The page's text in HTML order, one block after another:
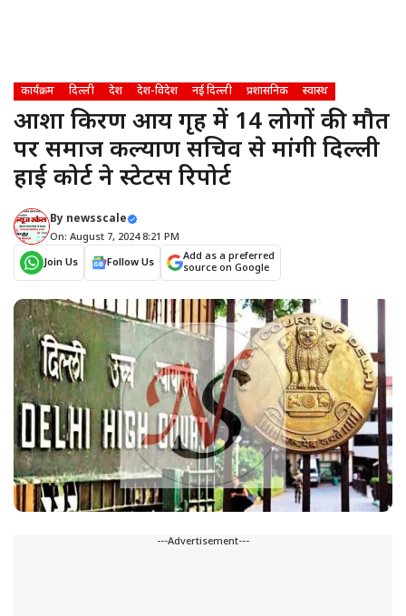
कार्यक्रम दिल्ली देश देश-विदेश नई दिल्ली प्रशासनिक स्वास्थ
आशा किरण आश्रय गृह में 14 लोगों की मौत
पर समाज कल्याण सचिव से मांगी दिल्ली
हाई कोर्ट ने स्टेटस रिपोर्ट
By newsscale
On: August 7, 2024 8:21 PM
Join Us
Follow Us
Add as a preferred
source on Google
---Advertisement---